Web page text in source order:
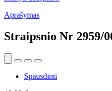
Aprašymas
Straipsnio Nr 2959/
Spausdinti